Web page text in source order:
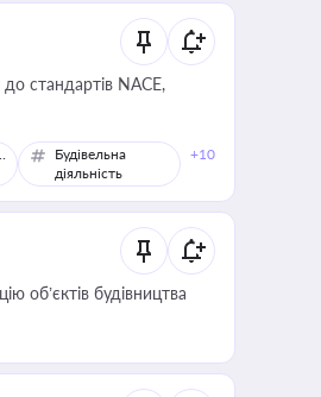
до стандартів NACE,
Торгівля
Будівельна
діяльність
+10
об’єктів будівництва